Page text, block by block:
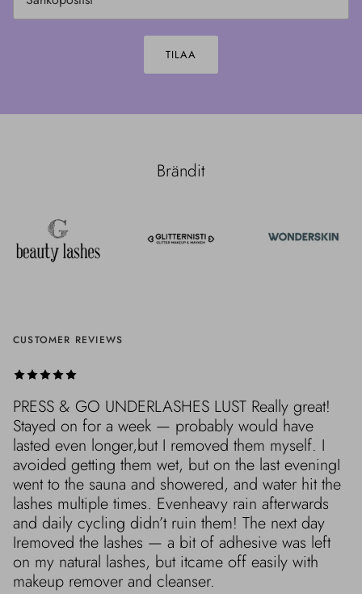
TILAA
Brändit
CUSTOMER REVIEWS
PRESS & GO UNDERLASHES LUST Really great!
Stayed on for a week — probably would have
lasted even longer,but I removed them myself. I
avoided getting them wet, but on the last eveningI
went to the sauna and showered, and water hit the
lashes multiple times. Evenheavy rain afterwards
and daily cycling didn’t ruin them! The next day
Iremoved the lashes — a bit of adhesive was left
on my natural lashes, but itcame off easily with
makeup remover and cleanser.